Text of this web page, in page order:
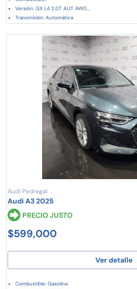
Versión: GX L4 2.0T AUT AWD...
Transmisión: Automática
Audi Pedregal
Audi A3 2025
PRECIO JUSTO
$599,000
Ver detalle
Combustible: Gasolina